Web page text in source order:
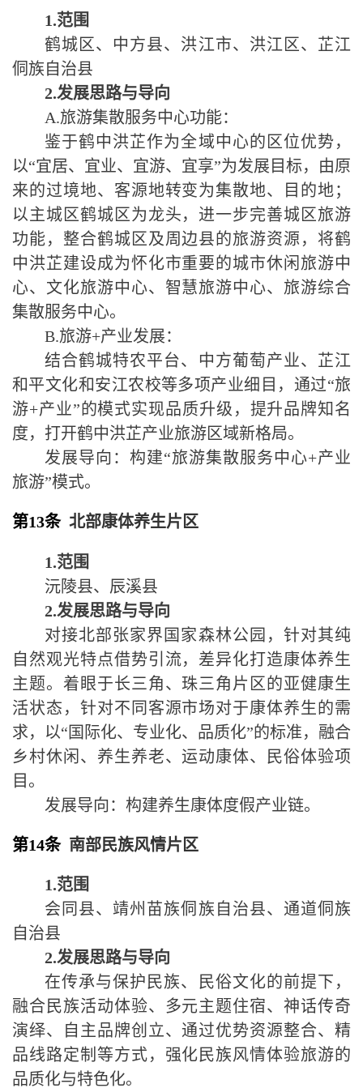
1.范围
鹤城区、中方县、洪江市、洪江区、芷江
侗族自治县
2.发展思路与导向
A.旅游集散服务中心功能：
鉴于鹤中洪芷作为全域中心的区位优势，
以“宜居、宜业、宜游、宜享”为发展目标，由原
来的过境地、客源地转变为集散地、目的地；
以主城区鹤城区为龙头，进一步完善城区旅游
功能，整合鹤城区及周边县的旅游资源，将鹤
中洪芷建设成为怀化市重要的城市休闲旅游中
心、文化旅游中心、智慧旅游中心、旅游综合
集散服务中心。
B.旅游+产业发展：
结合鹤城特农平台、中方葡萄产业、芷江
和平文化和安江农校等多项产业细目，通过“旅
游+产业”的模式实现品质升级，提升品牌知名
度，打开鹤中洪芷产业旅游区域新格局。
发展导向：构建“旅游集散服务中心+产业
旅游”模式。
第13条 北部康体养生片区
1.范围
沅陵县、辰溪县
2.发展思路与导向
对接北部张家界国家森林公园，针对其纯
自然观光特点借势引流，差异化打造康体养生
主题。着眼于长三角、珠三角片区的亚健康生
活状态，针对不同客源市场对于康体养生的需
求，以“国际化、专业化、品质化”的标准，融合
乡村休闲、养生养老、运动康体、民俗体验项
目。
发展导向：构建养生康体度假产业链。
第14条 南部民族风情片区
1.范围
会同县、靖州苗族侗族自治县、通道侗族
自治县
2.发展思路与导向
在传承与保护民族、民俗文化的前提下，
融合民族活动体验、多元主题住宿、神话传奇
演绎、自主品牌创立、通过优势资源整合、精
品线路定制等方式，强化民族风情体验旅游的
品质化与特色化。